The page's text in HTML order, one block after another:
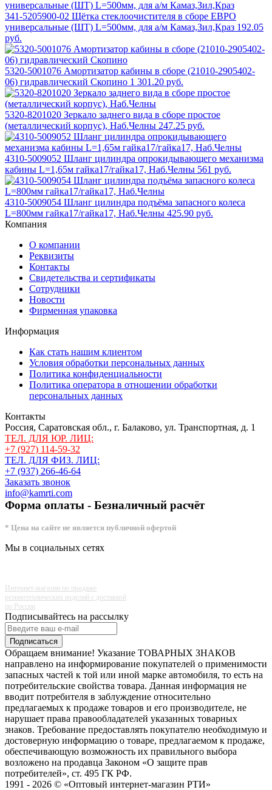
341-5205900-02 Щётка стеклоочистителя в сборе ЕВРО
универсальные (ШТ) L=500мм, для а/м Камаз,Зил,Краз 192.05
руб.
5320-5001076 Амортизатор кабины в сборе (21010-2905402-
06) гидравлический Скопино 1 301.20 руб.
5320-8201020 Зеркало заднего вида в сборе простое
(металлический корпус), Наб.Челны 247.25 руб.
4310-5009052 Шланг цилиндра опрокидывающего механизма
кабины L=1,65м гайка17/гайка17, Наб.Челны 561 руб.
4310-5009054 Шланг цилиндра подъёма запасного колеса
L=800мм гайка17/гайка17, Наб.Челны 425.90 руб.
Компания
О компании
Реквизиты
Контакты
Свидетельства и сертификаты
Сотрудники
Новости
Фирменная упаковка
Информация
Как стать нашим клиентом
Условия обработки персональных данных
Политика конфиденциальности
Политика оператора в отношении обработки
персональных данных
Контакты
Россия, Саратовская обл., г. Балаково, ул. Транспортная, д. 1
ТЕЛ. ДЛЯ ЮР. ЛИЦ:
+7 (927) 114-59-32
ТЕЛ. ДЛЯ ФИЗ. ЛИЦ:
+7 (937) 266-46-64
Заказать звонок
info@kamrti.com
Форма оплаты - Безналичный расчёт
* Цена на сайте не является публичной офертой
Мы в социальных сетях
Интернет-магазин по продаже
резинотехнических изделий с доставкой
по России
Подписывайтесь на рассылку
Подписаться
Обращаем внимание! Указание ТОВАРНЫХ ЗНАКОВ
направлено на информирование покупателей о применимости
запасных частей к той или иной марке автомобиля, то есть на
потребительские свойства товара. Данная информация не
вводит потребителя в заблуждение относительно
предлагаемых к продаже товаров и его производителе, не
нарушает права правообладателей указанных товарных
знаков. Требование предоставлять покупателю необходимую и
достоверную информацию о товаре, предлагаемом к продаже,
обеспечивающую возможность их правильного выбора
возложено на продавца Законом «О защите прав
потребителей», ст. 495 ГК РФ.
1991 - 2026 © «Оптовый интернет-магазин РТИ»